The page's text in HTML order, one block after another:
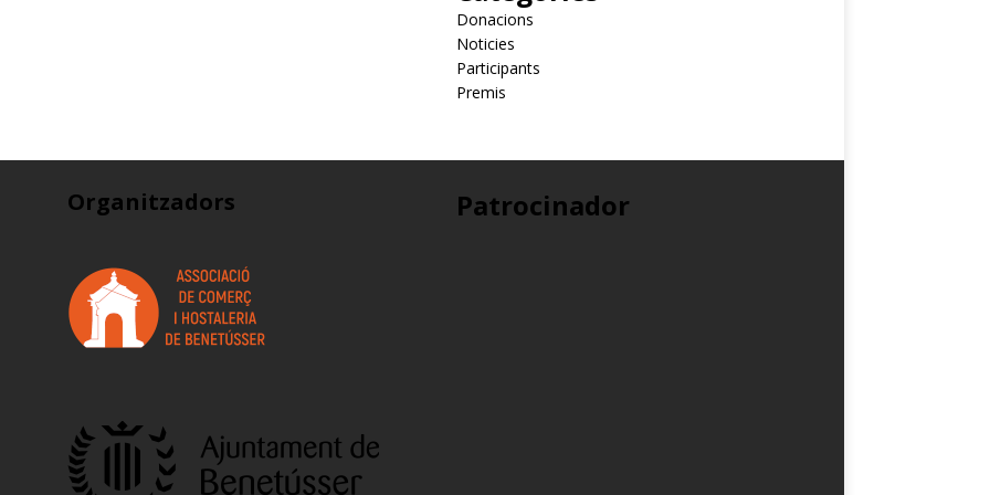
Donacions
Noticies
Participants
Premis
Organitzadors Patrocinador